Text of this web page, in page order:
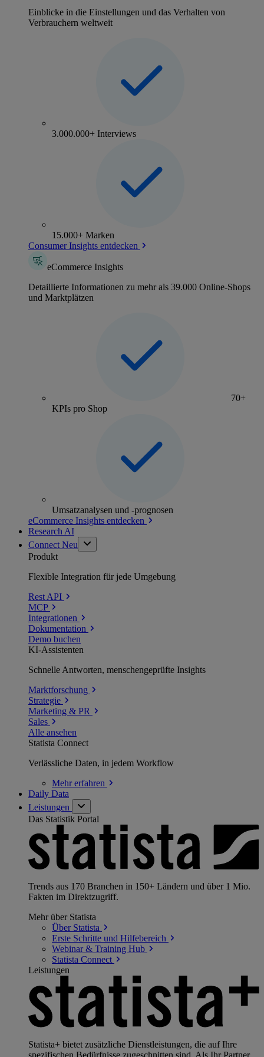
Einblicke in die Einstellungen und das Verhalten von
Verbrauchern weltweit
3.000.000+ Interviews
15.000+ Marken
Consumer Insights entdecken
eCommerce Insights
Detaillierte Informationen zu mehr als 39.000 Online-Shops
und Marktplätzen
70+
KPIs pro Shop
Umsatzanalysen und -prognosen
eCommerce Insights entdecken
Research AI
Connect Neu
Produkt
Flexible Integration für jede Umgebung
Rest API
MCP
Integrationen
Dokumentation
Demo buchen
KI-Assistenten
Schnelle Antworten, menschengeprüfte Insights
Marktforschung
Strategie
Marketing & PR
Sales
Alle ansehen
Statista Connect
Verlässliche Daten, in jedem Workflow
Mehrerfahren
Daily Data
Leistungen
Das Statistik Portal
Trends aus 170 Branchen in 150+ Ländern und über 1 Mio.
Fakten im Direktzugriff.
Mehr über Statista
Über Statista
Erste Schritte und Hilfebereich
Webinar & Training Hub
Statista Connect
Leistungen
Statista+ bietet zusätzliche Dienstleistungen, die auf Ihre
spezifischen Bedürfnisse zugeschnitten sind. Als Ihr Partner